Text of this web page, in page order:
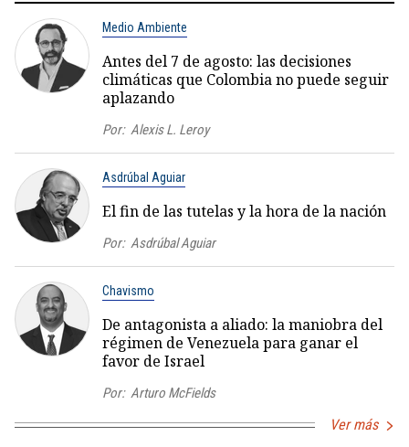
Medio Ambiente
Antes del 7 de agosto: las decisiones
climáticas que Colombia no puede seguir
aplazando
Por: Alexis L. Leroy
Asdrúbal Aguiar
El fin de las tutelas y la hora de la nación
Por: Asdrúbal Aguiar
Chavismo
De antagonista a aliado: la maniobra del
régimen de Venezuela para ganar el
favor de Israel
Por: Arturo McFields
Ver más